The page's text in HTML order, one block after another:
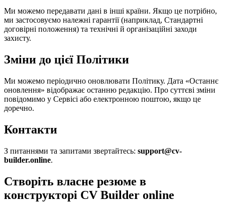
Ми можемо передавати дані в інші країни. Якщо це потрібно,
ми застосовуємо належні гарантії (наприклад, Стандартні
договірні положення) та технічні й організаційні заходи
захисту.
Зміни до цієї Політики
Ми можемо періодично оновлювати Політику. Дата «Останнє
оновлення» відображає останню редакцію. Про суттєві зміни
повідомимо у Сервісі або електронною поштою, якщо це
доречно.
Контакти
З питаннями та запитами звертайтесь: support@cv-
builder.online.
Створіть власне резюме в
конструкторі CV Builder online